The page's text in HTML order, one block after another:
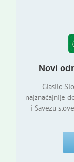
Novi
Glasilo
najznačajnije
i Savezu